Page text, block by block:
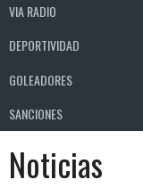
VIA RADIO
DEPORTIVIDAD
GOLEADORES
SANCIONES
Noticias